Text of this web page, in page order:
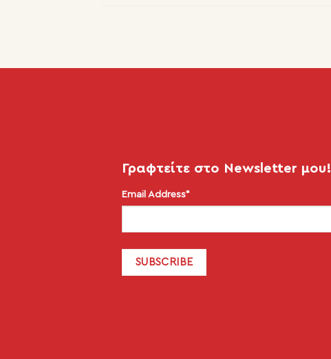
Γραφτείτε στο Newsletter μου!
Email Address*